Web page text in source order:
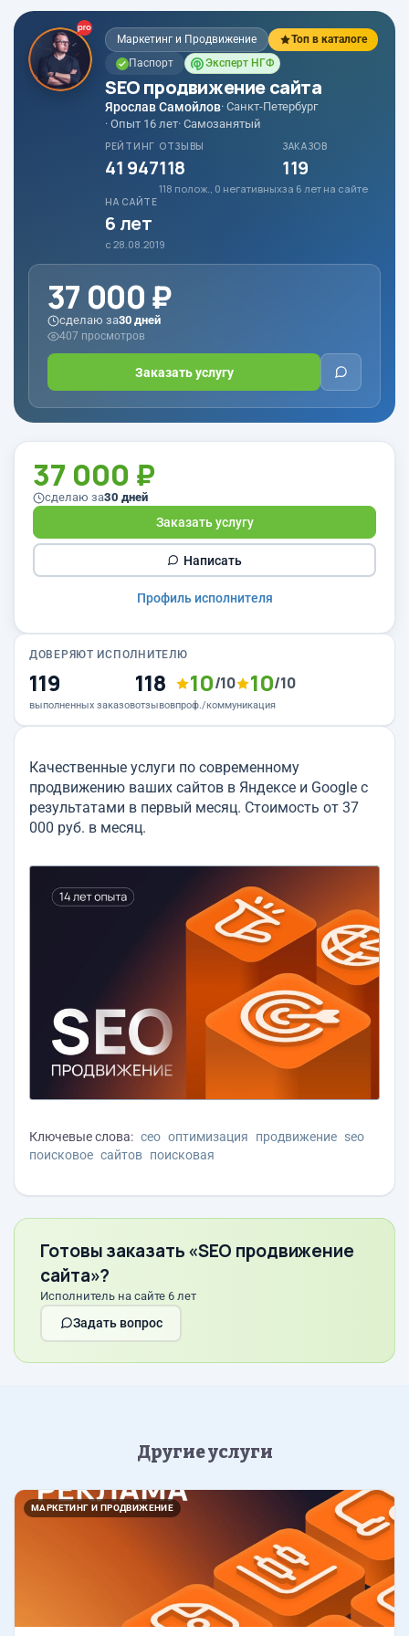
Маркетинг и Продвижение
Топ в каталоге
Паспорт
Эксперт НГФ
SEO продвижение сайта
Ярослав Самойлов· Санкт-Петербург
· Опыт 16 лет· Самозанятый
РЕЙТИНГ
41 947
ОТЗЫВЫ
118
118 полож., 0 негативных
ЗАКАЗОВ
119
за 6 лет на сайте
НА САЙТЕ
6 лет
с 28.08.2019
37 000 ₽
сделаю за30 дней
407 просмотров
Заказать услугу
Качественные услуги по современному
продвижению ваших сайтов в Яндексе и Google с
результатами в первый месяц. Стоимость от 37
000 руб. в месяц.
Ключевые слова: сео оптимизация продвижение seo
поисковое сайтов поисковая
Готовы заказать «SEO продвижение
сайта»?
Исполнитель на сайте 6 лет
Задать вопрос
37 000 ₽
сделаю за30 дней
Заказать услугу
Написать
Профиль исполнителя
ДОВЕРЯЮТ ИСПОЛНИТЕЛЮ
119
выполненных заказов
118
отзывов
10/10 10/10
проф./коммуникация
Другие услуги
МАРКЕТИНГ И ПРОДВИЖЕНИЕ